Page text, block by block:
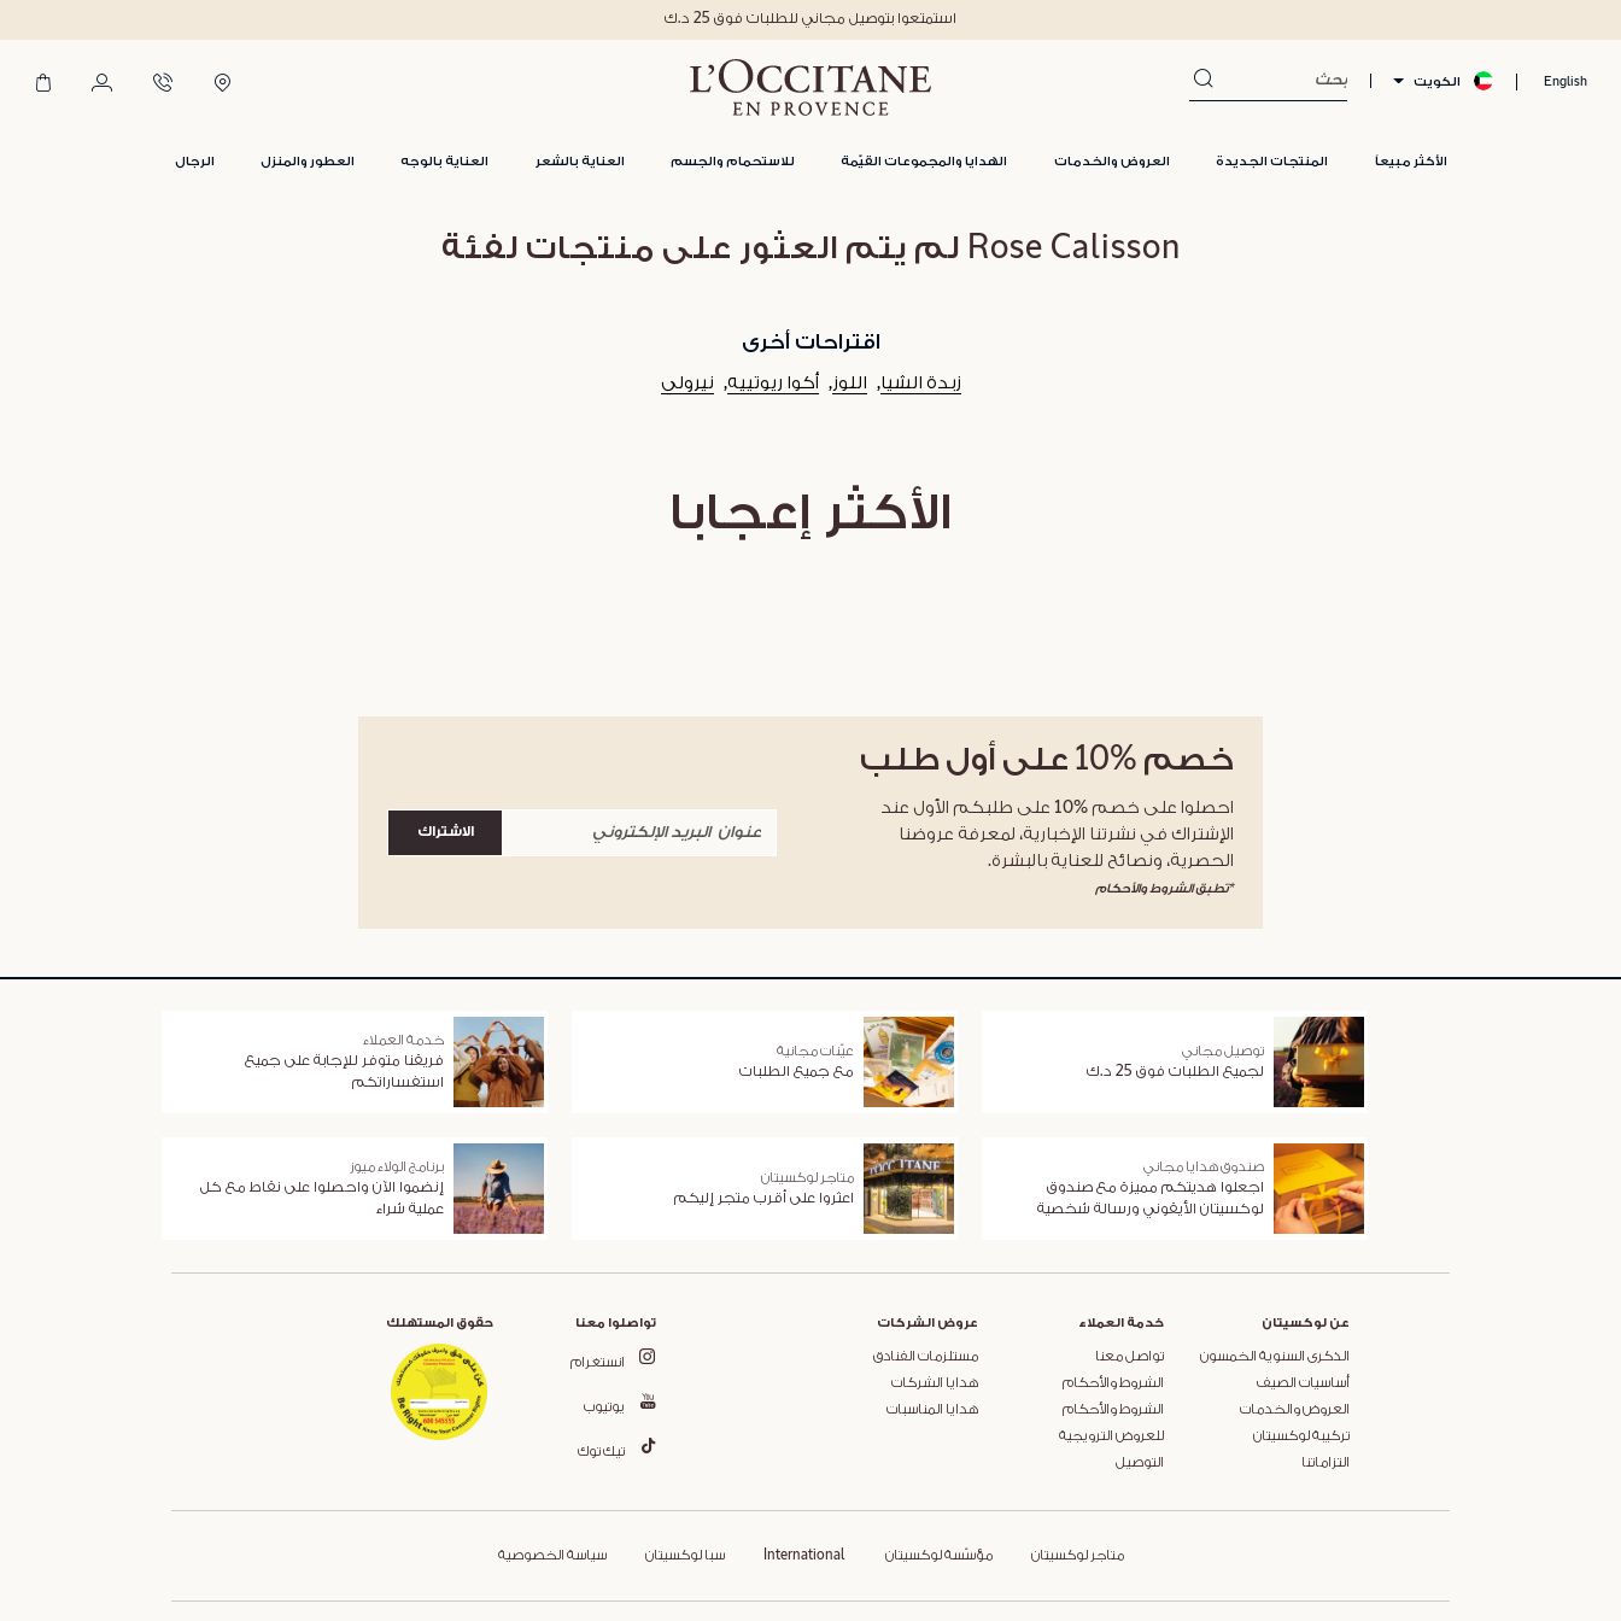
English الكويت
الأكثر مبيعاً المنتجات الجديدة العروض والخدمات الهدايا والمجموعات القيّمة للاستحمام والجسم العناية بالشعر العناية بالوجه العطور والمنزل الرجال
استمتعوا بتوصيل مجاني للطلبات فوق 25 د.ك
Rose Calisson لم يتم العثور على منتجات لفئة
اقتراحات أخرى
زبدة الشيا اللوز أكوا ريوتييه نيرولي
الأكثر إعجابا
خصم %10 على أول طلب
احصلوا على خصم %10 على طلبكم الأول عند
الإشتراك في نشرتنا الإخبارية، لمعرفة عروضنا
الحصرية، ونصائح للعناية بالبشرة.
*تطبق الشروط والأحكام
الاشتراك
توصيل مجاني
لجميع الطلبات فوق 25 د.ك
عيّنات مجانية
مع جميع الطلبات
خدمة العملاء
فريقنا متوفر للإجابة على جميع
استفساراتكم
صندوق هدايا مجاني
اجعلوا هديتكم مميزة مع صندوق
لوكسيتان الأيقوني ورسالة شخصية
متاجر لوكسيتان
اعثروا على أقرب متجر إليكم
برنامج الولاء ميوز
إنضموا الآن واحصلوا على نقاط مع كل
عملية شراء
عن لوكسيتان
الذكرى السنوية الخمسون
أساسيات الصيف
العروض والخدمات
تركيبة لوكسيتان
التزاماتنا
خدمة العملاء
تواصل معنا
الشروط والأحكام
الشروط والأحكام
للعروض الترويجية
التوصيل
عروض الشركات
مستلزمات الفنادق
هدايا الشركات
هدايا المناسبات
تواصلوا معنا
انستغرام
يوتيوب
تيك توك
حقوق المستهلك
متاجر لوكسيتان مؤسّسة لوكسيتان International سبا لوكسيتان سياسة الخصوصية